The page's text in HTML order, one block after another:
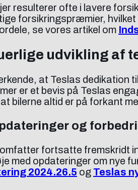
resulterer ofte i lavere
forsikringspræmier,
se vores artikel om
udvikling af
at Teslas dedikation
er et bevis på Teslas
bilerne altid er på forkant
og
fortsatte fremskridt
med opdateringer om nye
2024.26.5 og Teslas